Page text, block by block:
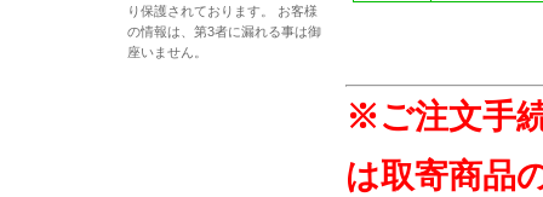
※ご注文手
は取寄商品
り保護されております。 お客様
の情報は、第3者に漏れる事は御
座いません。